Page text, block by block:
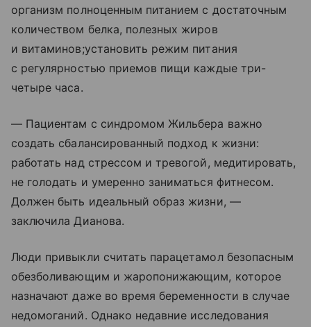
организм полноценным питанием с достаточным
количеством белка, полезных жиров
и витаминов;установить режим питания
с регулярностью приемов пищи каждые три-
четыре часа.
— Пациентам с синдромом Жильбера важно
создать сбалансированный подход к жизни:
работать над стрессом и тревогой, медитировать,
не голодать и умеренно заниматься фитнесом.
Должен быть идеальный образ жизни, —
заключила Дианова.
Люди привыкли считать парацетамол безопасным
обезболивающим и жаропонижающим, которое
назначают даже во время беременности в случае
недомоганий. Однако недавние исследования